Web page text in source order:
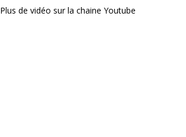
Plus de vidéo sur la chaine Youtube